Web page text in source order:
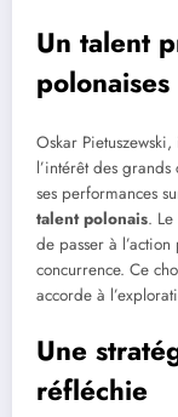
Un talent
polonaises
Oskar
l’intérêt des
ses performances
talent polonais.
de passer à l’action
concurrence. Ce
accorde à
Une
réfléchie